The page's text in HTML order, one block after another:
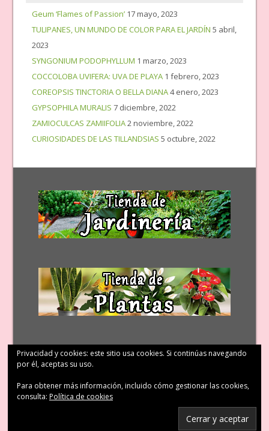
Geum ‘Flames of Passion’ 17 mayo, 2023
TULIPANES, UN MUNDO DE COLOR PARA EL JARDÍN 5 abril,
2023
SYNGONIUM PODOPHYLLUM 1 marzo, 2023
COCCOLOBA UVIFERA: UVA DE PLAYA 1 febrero, 2023
COREOPSIS TINCTORIA O BELLA DIANA4 enero, 2023
GYPSOPHILA MURALIS 7 diciembre, 2022
ZAMIOCULCAS ZAMIIFOLIA2 noviembre, 2022
CURIOSIDADES DE LAS TILLANDSIAS 5 octubre, 2022
Privacidad y cookies: este sitio usa cookies. Si continúas navegando
por él, aceptas su uso.
Para obtener más información, incluido cómo gestionar las cookies,
consulta: Política de cookies